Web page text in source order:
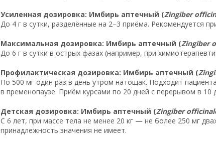
Усиленная дозировка: Имбирь аптечный (Zingiber
До 4 г в сутки, разделённые на 2–3 приёма. Рекомендуется
Максимальная дозировка: Имбирь аптечный (Zingiber
До 6 г в сутки в острых фазах (например, при
Профилактическая дозировка: Имбирь аптечный (
По 500 мг один раз в день утром натощак. Подходит
в пременопаузе. Приём курсами по 20 дней с перерывом в 10
Детская дозировка: Имбирь аптечный (Zingiber
С 6 лет, при массе тела не менее 20 кг — не более 250 мг
принадлежность значения не имеет.